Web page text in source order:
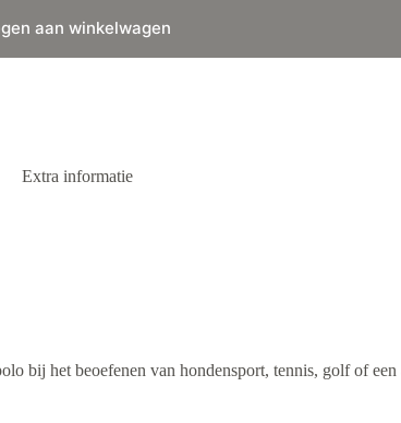
aan winkelwagen
Extra informatie
bij het beoefenen van hondensport, tennis, golf of een